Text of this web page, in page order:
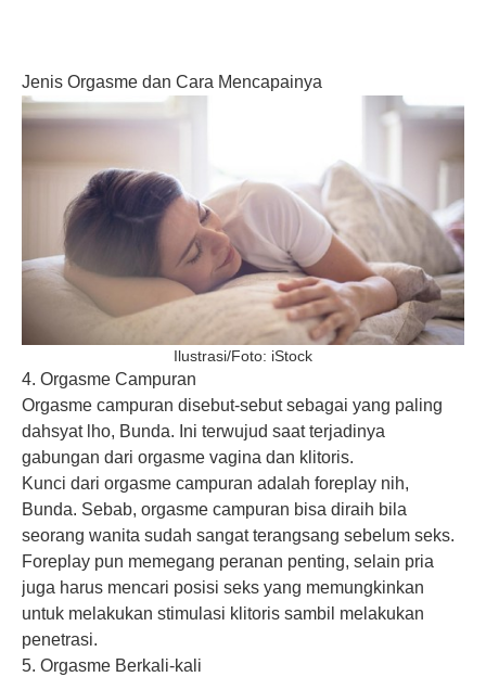
Jenis Orgasme dan Cara Mencapainya
Ilustrasi/Foto: iStock
4. Orgasme Campuran
Orgasme campuran disebut-sebut sebagai yang paling
dahsyat lho, Bunda. Ini terwujud saat terjadinya
gabungan dari orgasme vagina dan klitoris.
Kunci dari orgasme campuran adalah foreplay nih,
Bunda. Sebab, orgasme campuran bisa diraih bila
seorang wanita sudah sangat terangsang sebelum seks.
Foreplay pun memegang peranan penting, selain pria
juga harus mencari posisi seks yang memungkinkan
untuk melakukan stimulasi klitoris sambil melakukan
penetrasi.
5. Orgasme Berkali-kali